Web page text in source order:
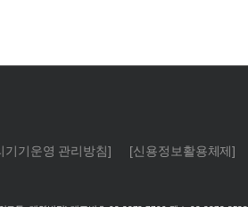
기기운영 관리방침] [신용정보활용체제]